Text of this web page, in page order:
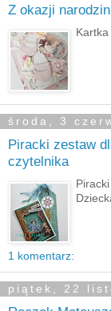
Z okazji narodzin
środa, 3
Piracki zestaw
czytelnika
1 komentarz:
piątek, 22